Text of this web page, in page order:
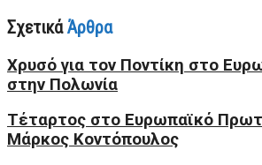
ΣχετικάΆρθρα
Χρυσό για τον Ποντίκη στο
στην Πολωνία
Tέταρτος στο Ευρωπαϊκό
Μάρκος Κοντόπουλος